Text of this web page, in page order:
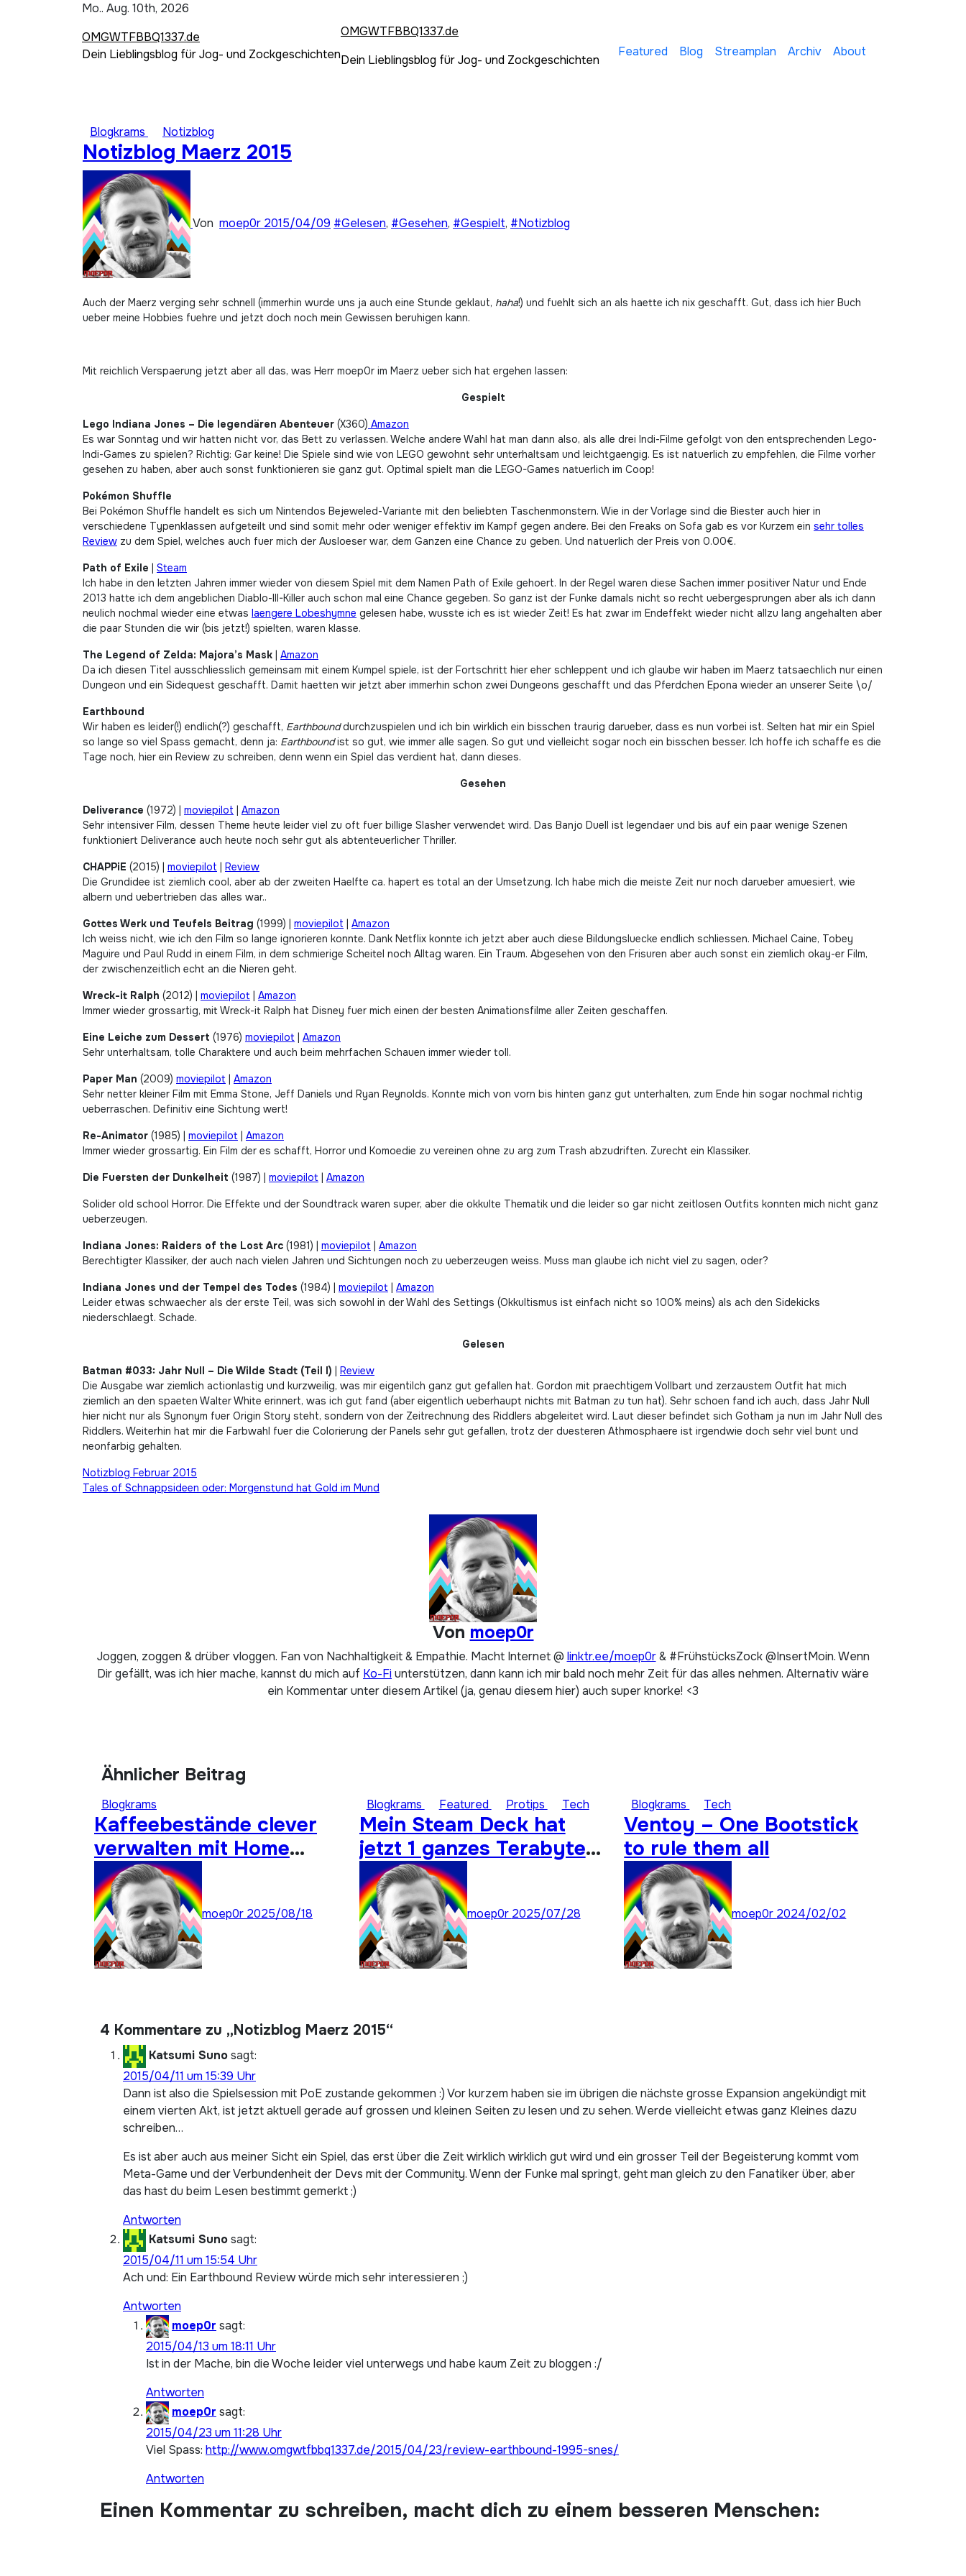
Mo.. Aug. 10th, 2026
OMGWTFBBQ1337.de
Dein Lieblingsblog für Jog- und Zockgeschichten
OMGWTFBBQ1337.de
Dein Lieblingsblog für Jog- und Zockgeschichten
Featured Blog Streamplan Archiv About
Blogkrams Notizblog
Notizblog Maerz 2015
Von moep0r 2015/04/09 #Gelesen, #Gesehen, #Gespielt, #Notizblog
Auch der Maerz verging sehr schnell (immerhin wurde uns ja auch eine Stunde geklaut, haha!) und fuehlt sich an als haette ich nix geschafft. Gut, dass ich hier Buch
ueber meine Hobbies fuehre und jetzt doch noch mein Gewissen beruhigen kann.
Mit reichlich Verspaerung jetzt aber all das, was Herr moep0r im Maerz ueber sich hat ergehen lassen:
Gespielt
Lego Indiana Jones – Die legendären Abenteuer (X360) Amazon
Es war Sonntag und wir hatten nicht vor, das Bett zu verlassen. Welche andere Wahl hat man dann also, als alle drei Indi-Filme gefolgt von den entsprechenden Lego-
Indi-Games zu spielen? Richtig: Gar keine! Die Spiele sind wie von LEGO gewohnt sehr unterhaltsam und leichtgaengig. Es ist natuerlich zu empfehlen, die Filme vorher
gesehen zu haben, aber auch sonst funktionieren sie ganz gut. Optimal spielt man die LEGO-Games natuerlich im Coop!
Pokémon Shuffle
Bei Pokémon Shuffle handelt es sich um Nintendos Bejeweled-Variante mit den beliebten Taschenmonstern. Wie in der Vorlage sind die Biester auch hier in
verschiedene Typenklassen aufgeteilt und sind somit mehr oder weniger effektiv im Kampf gegen andere. Bei den Freaks on Sofa gab es vor Kurzem ein sehr tolles
Review zu dem Spiel, welches auch fuer mich der Ausloeser war, dem Ganzen eine Chance zu geben. Und natuerlich der Preis von 0.00€.
Path of Exile | Steam
Ich habe in den letzten Jahren immer wieder von diesem Spiel mit dem Namen Path of Exile gehoert. In der Regel waren diese Sachen immer positiver Natur und Ende
2013 hatte ich dem angeblichen Diablo-III-Killer auch schon mal eine Chance gegeben. So ganz ist der Funke damals nicht so recht uebergesprungen aber als ich dann
neulich nochmal wieder eine etwas laengere Lobeshymne gelesen habe, wusste ich es ist wieder Zeit! Es hat zwar im Endeffekt wieder nicht allzu lang angehalten aber
die paar Stunden die wir (bis jetzt!) spielten, waren klasse.
The Legend of Zelda: Majora’s Mask | Amazon
Da ich diesen Titel ausschliesslich gemeinsam mit einem Kumpel spiele, ist der Fortschritt hier eher schleppent und ich glaube wir haben im Maerz tatsaechlich nur einen
Dungeon und ein Sidequest geschafft. Damit haetten wir jetzt aber immerhin schon zwei Dungeons geschafft und das Pferdchen Epona wieder an unserer Seite \o/
Earthbound
Wir haben es leider(!) endlich(?) geschafft, Earthbounddurchzuspielen und ich bin wirklich ein bisschen traurig darueber, dass es nun vorbei ist. Selten hat mir ein Spiel
so lange so viel Spass gemacht, denn ja: Earthboundist so gut, wie immer alle sagen. So gut und vielleicht sogar noch ein bisschen besser. Ich hoffe ich schaffe es die
Tage noch, hier ein Review zu schreiben, denn wenn ein Spiel das verdient hat, dann dieses.
Gesehen
Deliverance (1972) | moviepilot | Amazon
Sehr intensiver Film, dessen Theme heute leider viel zu oft fuer billige Slasher verwendet wird. Das Banjo Duell ist legendaer und bis auf ein paar wenige Szenen
funktioniert Deliverance auch heute noch sehr gut als abtenteuerlicher Thriller.
CHAPPiE (2015) | moviepilot | Review
Die Grundidee ist ziemlich cool, aber ab der zweiten Haelfte ca. hapert es total an der Umsetzung. Ich habe mich die meiste Zeit nur noch darueber amuesiert, wie
albern und uebertrieben das alles war..
Gottes Werk und Teufels Beitrag (1999) | moviepilot | Amazon
Ich weiss nicht, wie ich den Film so lange ignorieren konnte. Dank Netflix konnte ich jetzt aber auch diese Bildungsluecke endlich schliessen. Michael Caine, Tobey
Maguire und Paul Rudd in einem Film, in dem schmierige Scheitel noch Alltag waren. Ein Traum. Abgesehen von den Frisuren aber auch sonst ein ziemlich okay-er Film,
der zwischenzeitlich echt an die Nieren geht.
Wreck-it Ralph (2012) | moviepilot | Amazon
Immer wieder grossartig, mit Wreck-it Ralph hat Disney fuer mich einen der besten Animationsfilme aller Zeiten geschaffen.
Eine Leiche zum Dessert (1976) moviepilot | Amazon
Sehr unterhaltsam, tolle Charaktere und auch beim mehrfachen Schauen immer wieder toll.
Paper Man (2009) moviepilot | Amazon
Sehr netter kleiner Film mit Emma Stone, Jeff Daniels und Ryan Reynolds. Konnte mich von vorn bis hinten ganz gut unterhalten, zum Ende hin sogar nochmal richtig
ueberraschen. Definitiv eine Sichtung wert!
Re-Animator (1985) | moviepilot | Amazon
Immer wieder grossartig. Ein Film der es schafft, Horror und Komoedie zu vereinen ohne zu arg zum Trash abzudriften. Zurecht ein Klassiker.
Die Fuersten der Dunkelheit (1987) | moviepilot | Amazon
Solider old school Horror. Die Effekte und der Soundtrack waren super, aber die okkulte Thematik und die leider so gar nicht zeitlosen Outfits konnten mich nicht ganz
ueberzeugen.
Indiana Jones: Raiders of the Lost Arc (1981) | moviepilot | Amazon
Berechtigter Klassiker, der auch nach vielen Jahren und Sichtungen noch zu ueberzeugen weiss. Muss man glaube ich nicht viel zu sagen, oder?
Indiana Jones und der Tempel des Todes (1984) | moviepilot | Amazon
Leider etwas schwaecher als der erste Teil, was sich sowohl in der Wahl des Settings (Okkultismus ist einfach nicht so 100% meins) als ach den Sidekicks
niederschlaegt. Schade.
Gelesen
Batman #033: Jahr Null – Die Wilde Stadt (Teil I) | Review
Die Ausgabe war ziemlich actionlastig und kurzweilig, was mir eigentilch ganz gut gefallen hat. Gordon mit praechtigem Vollbart und zerzaustem Outfit hat mich
ziemlich an den spaeten Walter White erinnert, was ich gut fand (aber eigentlich ueberhaupt nichts mit Batman zu tun hat). Sehr schoen fand ich auch, dass Jahr Null
hier nicht nur als Synonym fuer Origin Story steht, sondern von der Zeitrechnung des Riddlers abgeleitet wird. Laut dieser befindet sich Gotham ja nun im Jahr Null des
Riddlers. Weiterhin hat mir die Farbwahl fuer die Colorierung der Panels sehr gut gefallen, trotz der duesteren Athmosphaere ist irgendwie doch sehr viel bunt und
neonfarbig gehalten.
Beitragsnavigation
Notizblog Februar 2015
Tales of Schnappsideen oder: Morgenstund hat Gold im Mund
Von moep0r
Joggen, zoggen & drüber vloggen. Fan von Nachhaltigkeit & Empathie. Macht Internet @ linktr.ee/moep0r& #FrühstücksZock @InsertMoin. Wenn
Dir gefällt, was ich hier mache, kannst du mich auf Ko-Fiunterstützen, dann kann ich mir bald noch mehr Zeit für das alles nehmen. Alternativ wäre
ein Kommentar unter diesem Artikel (ja, genau diesem hier) auch super knorke! <3
Ähnlicher Beitrag
Blogkrams
Kaffeebestände clever
verwalten mit Home
Assistant
moep0r 2025/08/18
Blogkrams Featured Protips Tech
Mein Steam Deck hat
jetzt 1 ganzes Terabyte
Speicher für ungespielte
Titel
moep0r 2025/07/28
Blogkrams Tech
Ventoy – One Bootstick
to rule them all
moep0r 2024/02/02
4 Kommentare zu „Notizblog Maerz 2015“
Katsumi Sunosagt:
2015/04/11 um 15:39 Uhr
Dann ist also die Spielsession mit PoE zustande gekommen :) Vor kurzem haben sie im übrigen die nächste grosse Expansion angekündigt mit
einem vierten Akt, ist jetzt aktuell gerade auf grossen und kleinen Seiten zu lesen und zu sehen. Werde vielleicht etwas ganz Kleines dazu
schreiben…
Es ist aber auch aus meiner Sicht ein Spiel, das erst über die Zeit wirklich wirklich gut wird und ein grosser Teil der Begeisterung kommt vom
Meta-Game und der Verbundenheit der Devs mit der Community. Wenn der Funke mal springt, geht man gleich zu den Fanatiker über, aber
das hast du beim Lesen bestimmt gemerkt ;)
Antworten
Katsumi Sunosagt:
2015/04/11 um 15:54 Uhr
Ach und: Ein Earthbound Review würde mich sehr interessieren ;)
Antworten
moep0r sagt:
2015/04/13 um 18:11 Uhr
Ist in der Mache, bin die Woche leider viel unterwegs und habe kaum Zeit zu bloggen :/
Antworten
moep0r sagt:
2015/04/23 um 11:28 Uhr
Viel Spass: http://www.omgwtfbbq1337.de/2015/04/23/review-earthbound-1995-snes/
Antworten
Einen Kommentar zu schreiben, macht dich zu einem besseren Menschen: